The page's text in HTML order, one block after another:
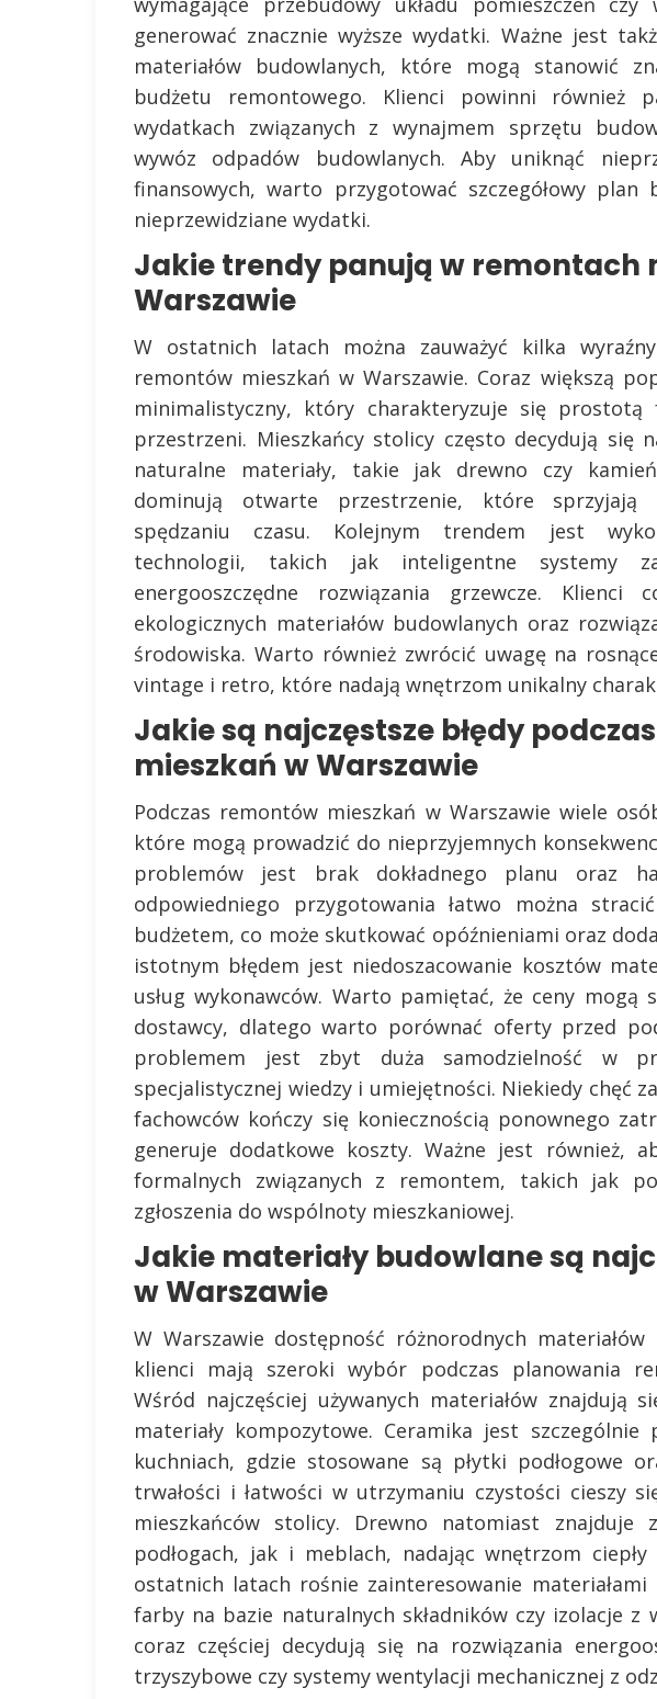
generować znacznie wyższe wydatki. Ważne jest
materiałów budowlanych, które mogą stanowić
budżetu remontowego. Klienci powinni również
wydatkach związanych z wynajmem sprzętu
wywóz odpadów budowlanych. Aby uniknąć
finansowych, warto przygotować szczegółowy
nieprzewidziane wydatki.
Jakie trendy panują w remontach
Warszawie
W ostatnich latach można zauważyć kilka
remontów mieszkań w Warszawie. Coraz większą
minimalistyczny, który charakteryzuje się prostotą
przestrzeni. Mieszkańcy stolicy często decydują się
naturalne materiały, takie jak drewno czy
dominują otwarte przestrzenie, które sprzyjają
spędzaniu czasu. Kolejnym trendem jest
technologii, takich jak inteligentne systemy
energooszczędne rozwiązania grzewcze. Klienci
ekologicznych materiałów budowlanych oraz
środowiska. Warto również zwrócić uwagę na
vintage i retro, które nadają wnętrzom unikalny
Jakie są najczęstsze błędy
mieszkań w Warszawie
Podczas remontów mieszkań w Warszawie wiele
które mogą prowadzić do nieprzyjemnych
problemów jest brak dokładnego planu oraz
odpowiedniego przygotowania łatwo można
budżetem, co może skutkować opóźnieniami oraz
istotnym błędem jest niedoszacowanie kosztów
usług wykonawców. Warto pamiętać, że ceny mogą
dostawcy, dlatego warto porównać oferty przed
problemem jest zbyt duża samodzielność w
specjalistycznej wiedzy i umiejętności. Niekiedy chęć
fachowców kończy się koniecznością ponownego
generuje dodatkowe koszty. Ważne jest również,
formalnych związanych z remontem, takich jak
zgłoszenia do wspólnoty mieszkaniowej.
Jakie materiały budowlane są
w Warszawie
W Warszawie dostępność różnorodnych
klienci mają szeroki wybór podczas planowania
Wśród najczęściej używanych materiałów znajdują
materiały kompozytowe. Ceramika jest szczególnie
kuchniach, gdzie stosowane są płytki podłogowe
trwałości i łatwości w utrzymaniu czystości cieszy
mieszkańców stolicy. Drewno natomiast znajduje
podłogach, jak i meblach, nadając wnętrzom
ostatnich latach rośnie zainteresowanie
farby na bazie naturalnych składników czy izolacje z
coraz częściej decydują się na rozwiązania
trzyszybowe czy systemy wentylacji mechanicznej z